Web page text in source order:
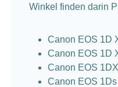
Winkel finden darin
Canon EOS 1D
Canon EOS 1D
Canon EOS 1DX
Canon EOS 1Ds